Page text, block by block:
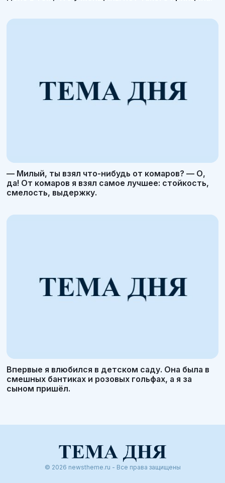
— Милый, ты взял что-нибудь от комаров? — О,
да! От комаров я взял самое лучшее: стойкость,
смелость, выдержку.
Впервые я влюбился в детском саду. Она была в
смешных бантиках и розовых гольфах, а я за
сыном пришёл.
© 2026 newstheme.ru - Все права защищены